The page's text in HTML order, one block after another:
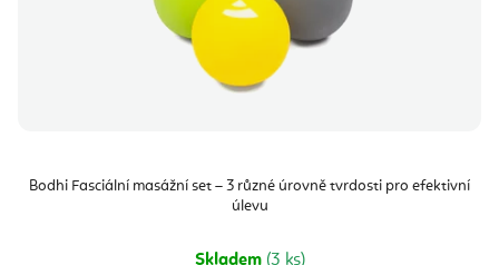
Bodhi Fasciální masážní set – 3 různé úrovně tvrdosti pro efektivní
úlevu
Skladem (3 ks)